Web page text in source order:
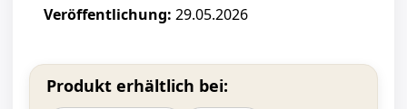
Veröffentlichung: 29.05.2026
Produkt erhältlich bei: